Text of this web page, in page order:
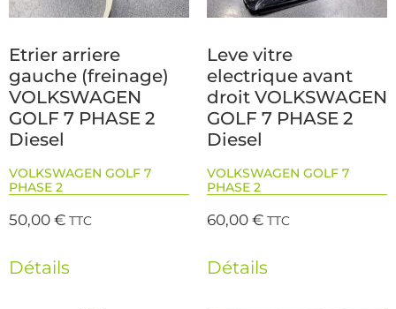
Etrier arriere
gauche (freinage)
VOLKSWAGEN
GOLF 7 PHASE 2
Diesel
VOLKSWAGEN GOLF 7
PHASE 2
50,00€ TTC
Détails
Leve vitre
electrique avant
droit VOLKSWAGEN
GOLF 7 PHASE 2
Diesel
VOLKSWAGEN GOLF 7
PHASE 2
60,00€ TTC
Détails